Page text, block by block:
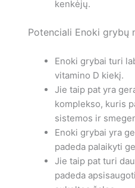
kenkėjų.
Potenciali Enoki grybų
Enoki grybai turi
vitamino D kiekį.
Jie taip pat yra
komplekso, kuris
sistemos ir
Enoki grybai yra
padeda palaikyti
Jie taip pat turi
padeda